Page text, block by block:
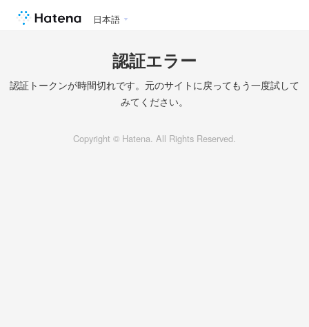
日本語
認証エラー
認証トークンが時間切れです。元のサイトに戻ってもう一度試して
みてください。
Copyright © Hatena. All Rights Reserved.